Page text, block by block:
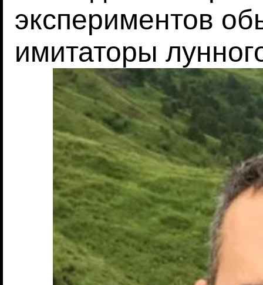
экспериментов
имитаторы